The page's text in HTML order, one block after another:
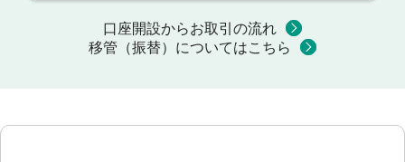
口座開設からお取引の流れ
移管（振替）についてはこちら